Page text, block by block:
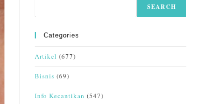
SEARCH
Categories
Artikel (677)
Bisnis (69)
Info Kecantikan (547)